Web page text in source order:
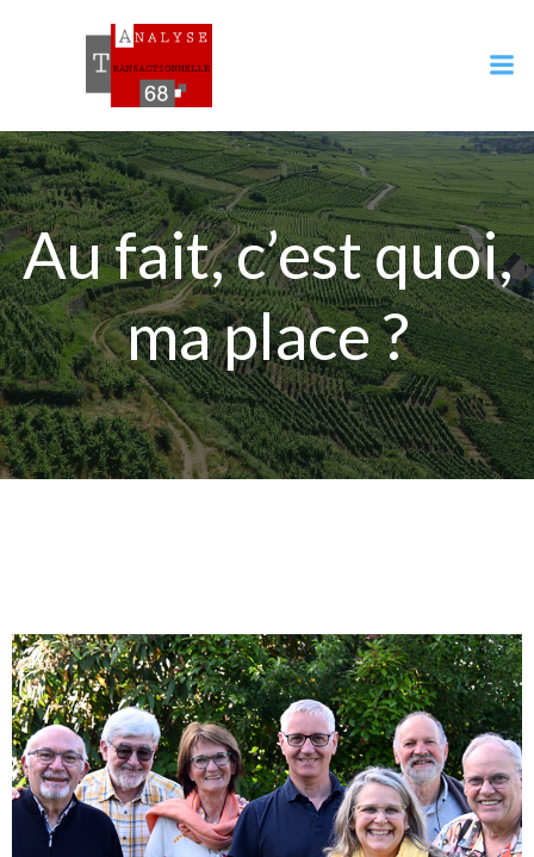
Au fait, c’est quoi,
ma place ?